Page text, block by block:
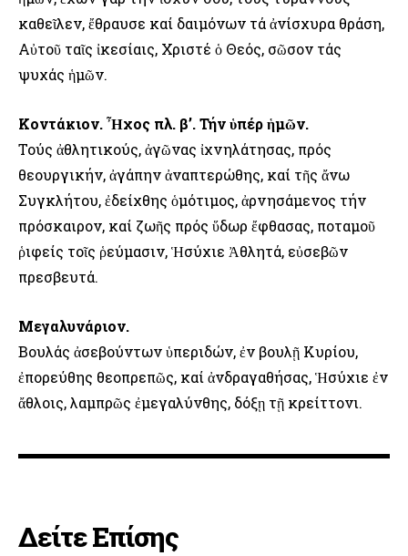
καθεῖλεν, ἔθραυσε καί δαιμόνων τά ἀνίσχυρα θράση,
Αὐτοῦ ταῖς ἰκεσίαις, Χριστέ ὁ Θεός, σῶσον τάς
ψυχάς ἡμῶν.
Κοντάκιον. Ἦχος πλ. β’. Τήν ὑπέρ ἡμῶν.
Τούς ἀθλητικούς, ἀγῶνας ἰχνηλάτησας, πρός
θεουργικήν, ἀγάπην ἀναπτερώθης, καί τῆς ἄνω
Συγκλήτου, ἐδείχθης ὁμότιμος, ἀρνησάμενος τήν
πρόσκαιρον, καί ζωῆς πρός ὕδωρ ἔφθασας, ποταμοῦ
ῥιφείς τοῖς ῥεύμασιν, Ἡσύχιε Ἀθλητά, εὐσεβῶν
πρεσβευτά.
Μεγαλυνάριον.
Βουλάς ἀσεβούντων ὑπεριδών, ἐν βουλῇ Κυρίου,
ἐπορεύθης θεοπρεπῶς, καί ἀνδραγαθήσας, Ἡσύχιε ἐν
ἄθλοις, λαμπρῶς ἐμεγαλύνθης, δόξῃ τῇ κρείττονι.
Δείτε Επίσης